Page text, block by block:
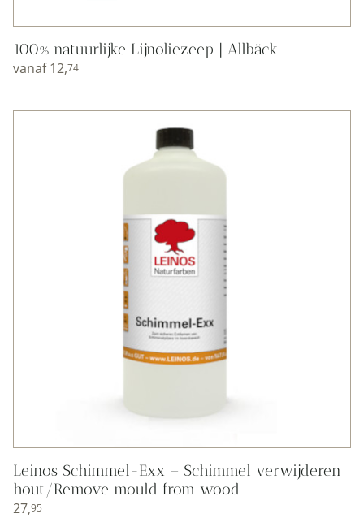
100% natuurlijke Lijnoliezeep | Allbäck
vanaf12,74
Leinos Schimmel-Exx – Schimmel verwijderen
hout/Remove mould from wood
27,95